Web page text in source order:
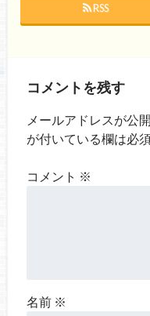
RSS
コメントを残す
メールアドレスが公
が付いている欄は必
コメント ※
名前 ※